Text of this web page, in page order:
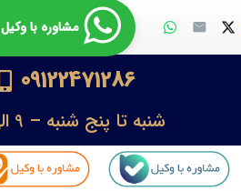
مشاوره با وکیل
09122471286
شنبه تا پنج شنبه – 9 الی 21